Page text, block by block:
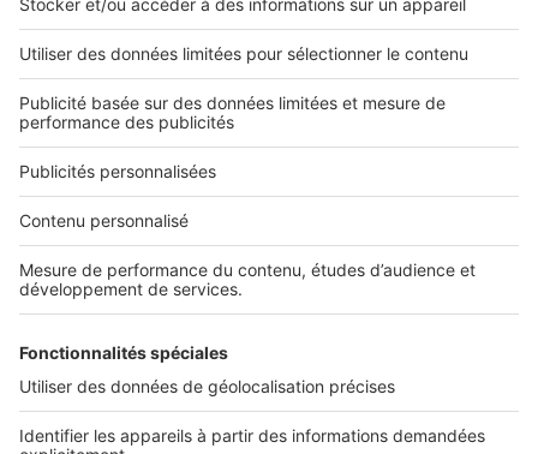
L'ENTREPRISE
Nous contacter
Nous recrutons
NOS APPLICATIONS
Découvrez nos applications
Tous nos services pro
Accès client